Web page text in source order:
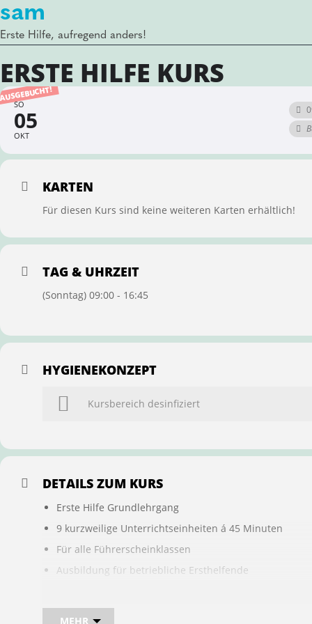
sam
Erste Hilfe, aufregend anders!
ERSTE HILFE KURS
SO
05
OKT
KARTEN
Für diesen Kurs sind keine weiteren Karten erhältlich!
TAG & UHRZEIT
(Sonntag) 09:00 - 16:45
HYGIENEKONZEPT
Kursbereich desinfiziert
DETAILS ZUM KURS
Erste Hilfe Grundlehrgang
9 kurzweilige Unterrichtseinheiten á 45 Minuten
Für alle Führerscheinklassen
Ausbildung für betriebliche Ersthelfende
MEHR